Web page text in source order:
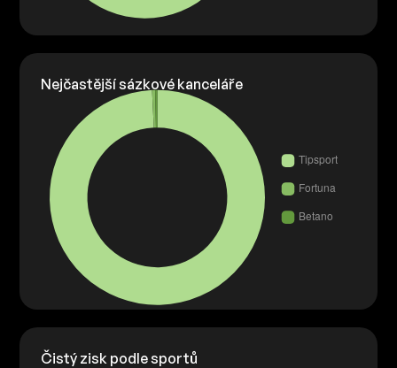
Nejčastější sázkové kanceláře
Čistý zisk podle sportů